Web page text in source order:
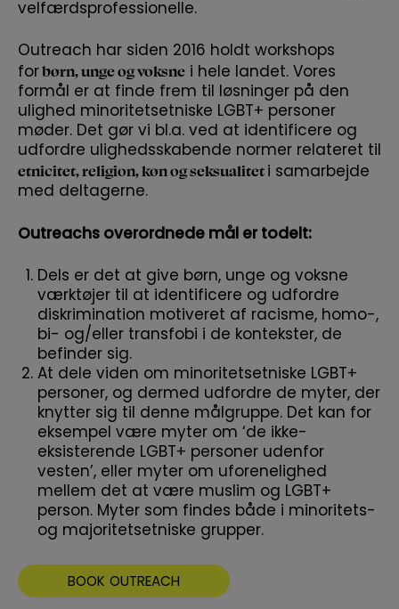
velfærdsprofessionelle.
Outreach har siden 2016 holdt workshops
forbørn, unge og voksne i hele landet. Vores
formål er at finde frem til løsninger på den
ulighed minoritetsetniske LGBT+ personer
møder. Det gør vi bl.a. ved at identificere og
udfordre ulighedsskabende normer relateret til
etnicitet, religion, køn og seksualitet i samarbejde
med deltagerne.
Outreachs overordnede mål er todelt:
Dels er det at give børn, unge og voksne
værktøjer til at identificere og udfordre
diskrimination motiveret af racisme, homo-,
bi- og/eller transfobi i de kontekster, de
befinder sig.
At dele viden om minoritetsetniske LGBT+
personer, og dermed udfordre de myter, der
knytter sig til denne målgruppe. Det kan for
eksempel være myter om ‘de ikke-
eksisterende LGBT+ personer udenfor
vesten’, eller myter om uforenelighed
mellem det at være muslim og LGBT+
person. Myter som findes både i minoritets-
og majoritetsetniske grupper.
BOOK OUTREACH